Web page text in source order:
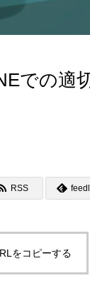
での適
RSS
をコピーする